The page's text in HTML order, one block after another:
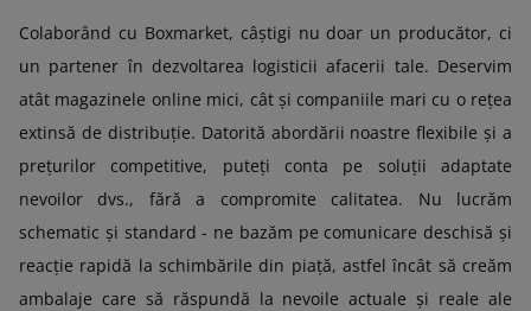
Colaborând cu Boxmarket, câștigi nu doar un producător, ci
un partener în dezvoltarea logisticii afacerii tale. Deservim
atât magazinele online mici, cât și companiile mari cu o rețea
extinsă de distribuție. Datorită abordării noastre flexibile și a
prețurilor competitive, puteți conta pe soluții adaptate
nevoilor dvs., fără a compromite calitatea. Nu lucrăm
schematic și standard - ne bazăm pe comunicare deschisă și
reacție rapidă la schimbările din piață, astfel încât să creăm
ambalaje care să răspundă la nevoile actuale și reale ale